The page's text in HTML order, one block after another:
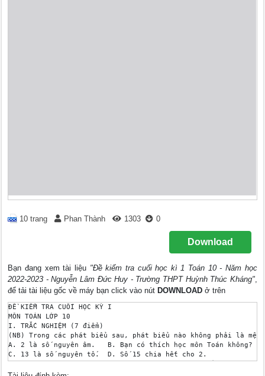
10 trang Phan Thành 1303 0
Download
Bạn đang xem tài liệu "Đề kiểm tra cuối học kì 1 Toán 10 - Năm học
2022-2023 - Nguyễn Lâm Đức Huy - Trường THPT Huỳnh Thúc Kháng",
để tải tài liệu gốc về máy bạn click vào nút DOWNLOAD ở trên
ĐỀ KIỂM TRA CUỐI HỌC KỲ I
MÔN TOÁN LỚP 10
I. TRẮC NGHIỆM (7 điểm)
(NB) Trong các phát biểu sau, phát biểu nào không phải là
A. 2 là số nguyên âm.	B. Bạn có thích học môn Toán không?
C. 13 là số nguyên tố.	D. Số 15 chia hết cho 2.
A. 	B. 	C. 	D.